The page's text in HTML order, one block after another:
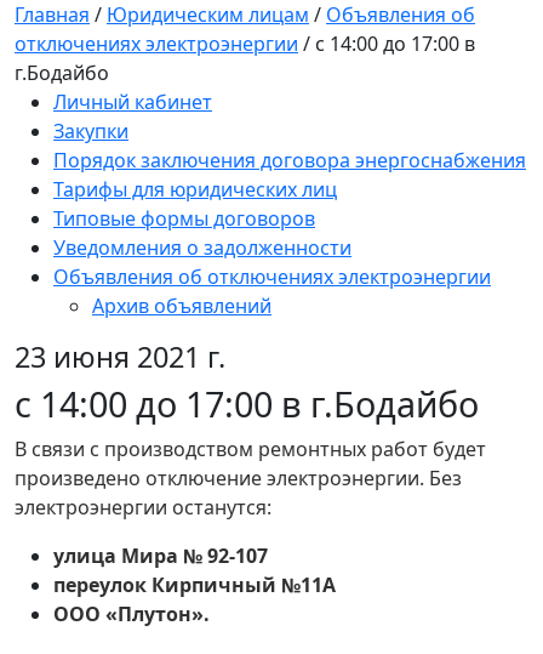
Главная / Юридическим лицам / Объявления об
отключениях электроэнергии / с 14:00 до 17:00 в
г.Бодайбо
Личный кабинет
Закупки
Порядок заключения договора энергоснабжения
Тарифы для юридических лиц
Типовые формы договоров
Уведомления о задолженности
Объявления об отключениях электроэнергии
Архив объявлений
23 июня 2021 г.
с 14:00 до 17:00 в г.Бодайбо
В связи с производством ремонтных работ будет
произведено отключение электроэнергии. Без
электроэнергии останутся:
улица Мира № 92-107
переулок Кирпичный №11А
ООО «Плутон».